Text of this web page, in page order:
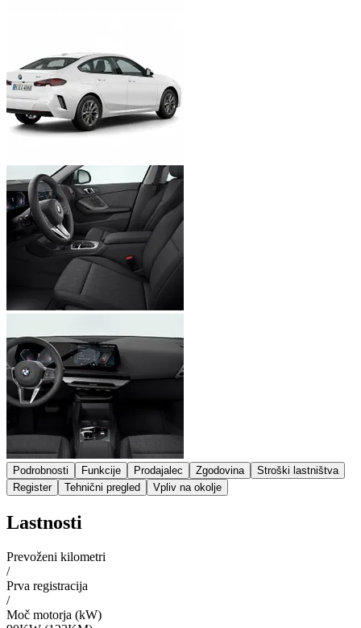
Podrobnosti Funkcije Prodajalec Zgodovina
Stroški lastništva
Register
Tehnični pregled Vpliv na okolje
Lastnosti
Prevoženi kilometri
/
Prva registracija
/
Moč motorja (kW)